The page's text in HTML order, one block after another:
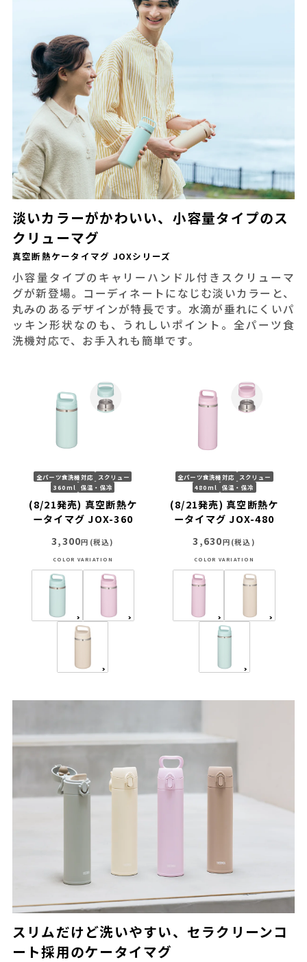
淡いカラーがかわいい、小容量タイプのス
クリューマグ
真空断熱ケータイマグ JOXシリーズ
小容量タイプのキャリーハンドル付きスクリューマ
グが新登場。コーディネートになじむ淡いカラーと、
丸みのあるデザインが特長です。水滴が垂れにくいパ
ッキン形状なのも、うれしいポイント。全パーツ食
洗機対応で、お手入れも簡単です。
全パーツ食洗機対応
スクリュー
360ml
保温・保冷
(8/21発売) 真空断熱ケ
ータイマグ JOX-360
3,300円(税込)
全パーツ食洗機対応
スクリュー
480ml
保温・保冷
(8/21発売) 真空断熱ケ
ータイマグ JOX-480
3,630円(税込)
スリムだけど洗いやすい、セラクリーンコ
ート採用のケータイマグ